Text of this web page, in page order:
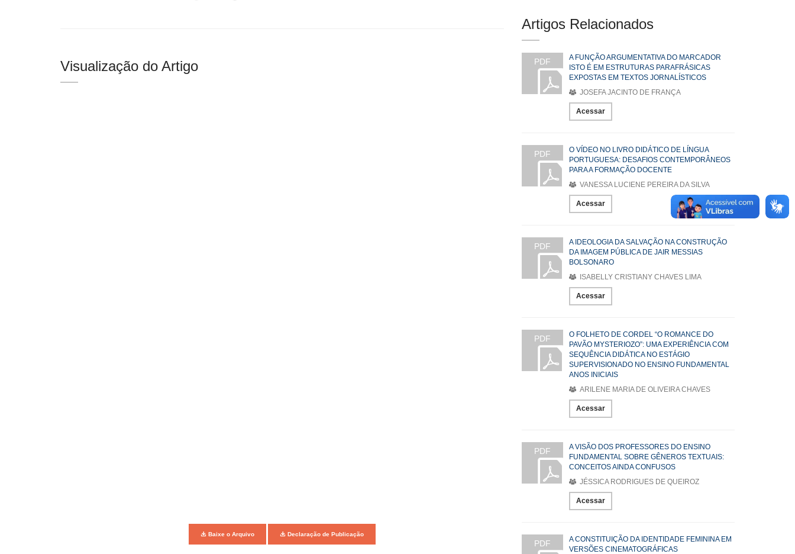
Visualização do Artigo
Baixe o Arquivo Declaração de Publicação
Artigos Relacionados
PDF
A FUNÇÃO ARGUMENTATIVA DO MARCADOR
ISTO É EM ESTRUTURAS PARAFRÁSICAS
EXPOSTAS EM TEXTOS JORNALÍSTICOS
JOSEFA JACINTO DE FRANÇA
Acessar
PDF
O VÍDEO NO LIVRO DIDÁTICO DE LÍNGUA
PORTUGUESA: DESAFIOS CONTEMPORÂNEOS
PARA A FORMAÇÃO DOCENTE
VANESSA LUCIENE PEREIRA DA SILVA
Acessar
PDF
A IDEOLOGIA DA SALVAÇÃO NA CONSTRUÇÃO
DA IMAGEM PÚBLICA DE JAIR MESSIAS
BOLSONARO
ISABELLY CRISTIANY CHAVES LIMA
Acessar
PDF
O FOLHETO DE CORDEL “O ROMANCE DO
PAVÃO MYSTERIOZO”: UMA EXPERIÊNCIA COM
SEQUÊNCIA DIDÁTICA NO ESTÁGIO
SUPERVISIONADO NO ENSINO FUNDAMENTAL
ANOS INICIAIS
ARILENE MARIA DE OLIVEIRA CHAVES
Acessar
PDF
A VISÃO DOS PROFESSORES DO ENSINO
FUNDAMENTAL SOBRE GÊNEROS TEXTUAIS:
CONCEITOS AINDA CONFUSOS
JÉSSICA RODRIGUES DE QUEIROZ
Acessar
PDF
A CONSTITUIÇÃO DA IDENTIDADE FEMININA EM
VERSÕES CINEMATOGRÁFICAS